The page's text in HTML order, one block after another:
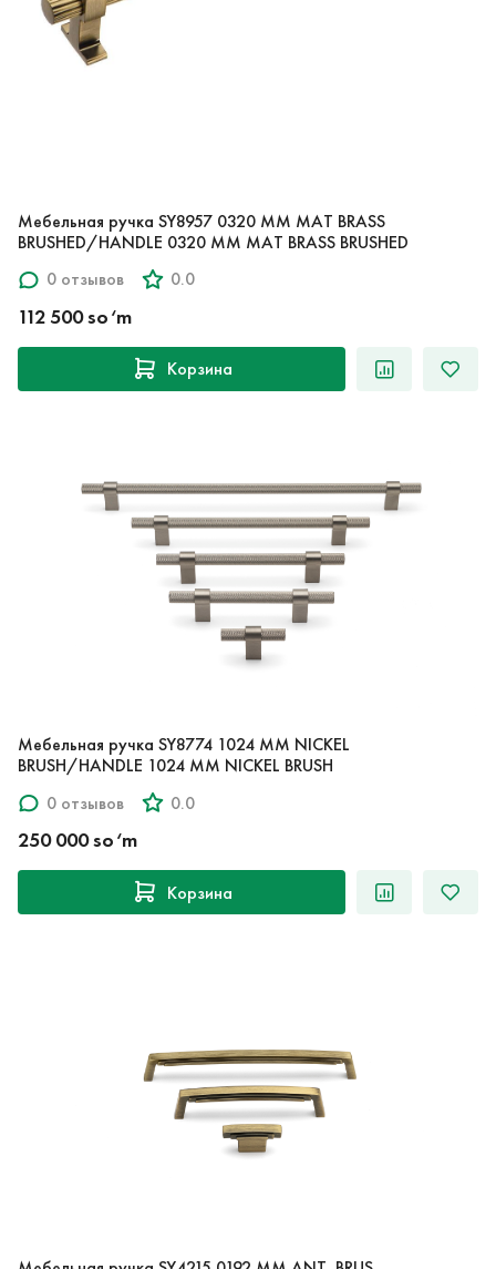
Мебельная ручка SY8957 0320 MM MAT BRASS
BRUSHED/HANDLE 0320 MM MAT BRASS BRUSHED
0 отзывов
0.0
112 500 so‘m
Корзина
Мебельная ручка SY8774 1024 MM NICKEL
BRUSH/HANDLE 1024 MM NICKEL BRUSH
0 отзывов
0.0
250 000 so‘m
Корзина